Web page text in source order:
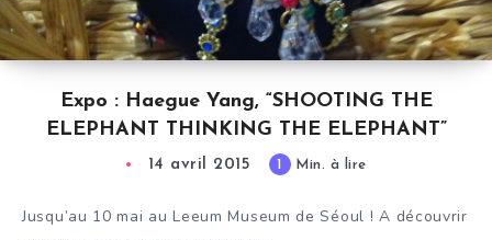
Expo : Haegue Yang, “SHOOTING THE
ELEPHANT THINKING THE ELEPHANT”
14 avril 2015 1 Min. à lire
Jusqu’au 10 mai au Leeum Museum de Séoul ! A découvrir